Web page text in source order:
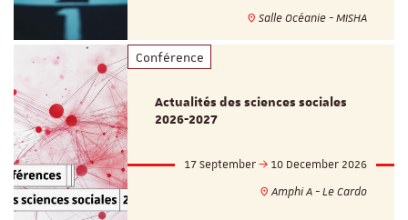
Salle Océanie - MISHA
Conférence
Actualités des sciences sociales
2026-2027
17 September
10 December 2026
Amphi A - Le Cardo